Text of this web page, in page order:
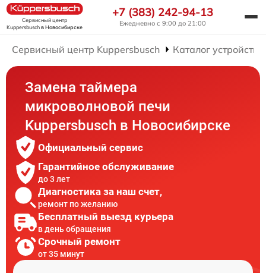
Сервисный центр
Kuppersbuschв Новосибирске
+7 (383) 242-94-13
Ежедневно с 9:00 до 21:00
Сервисный центр Kuppersbusch Каталог устройств
Замена таймера
микроволновой печи
Kuppersbusch в Новосибирске
Официальный сервис
Гарантийное обслуживание
до 3 лет
Диагностика за наш счет,
ремонт по желанию
Бесплатный выезд курьера
в день обращения
Срочный ремонт
от 35 минут